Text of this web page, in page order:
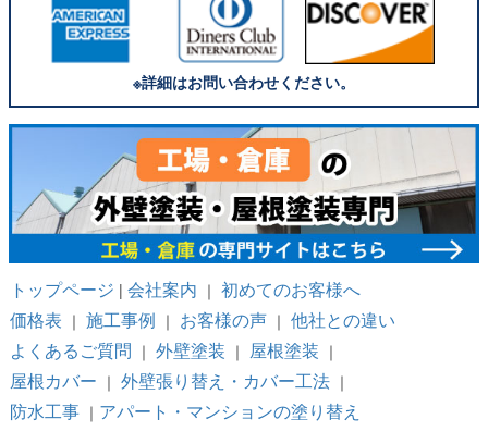
※詳細はお問い合わせください。
トップページ | 会社案内 ｜ 初めてのお客様へ
価格表 ｜ 施工事例 ｜ お客様の声｜ 他社との違い
よくあるご質問 ｜ 外壁塗装 ｜ 屋根塗装 ｜
屋根カバー ｜ 外壁張り替え・カバー工法｜
防水工事｜ アパート・マンションの塗り替え